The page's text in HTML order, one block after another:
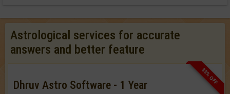
Astrological services for accurate
answers and better feature
33% OFF
Dhruv Astro Software - 1 Year